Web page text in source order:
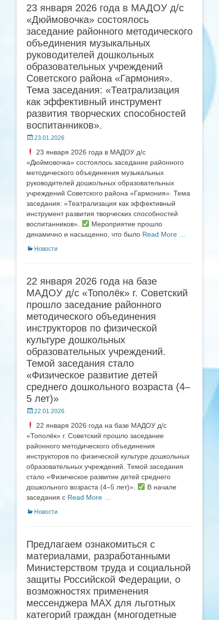
23 января 2026 года в МАДОУ д/с
«Дюймовочка» состоялось
заседание районного методического
объединения музыкальных
руководителей дошкольных
образовательных учреждений
Советского района «Гармония».
Тема заседания: «Театрализация
как эффективный инструмент
развития творческих способностей
воспитанников».
Posted
23.01.2026
23 января 2026 года в МАДОУ д/с
«Дюймовочка» состоялось заседание районного
методического объединения музыкальных
руководителей дошкольных образовательных
учреждений Советского района «Гармония». Тема
заседания: «Театрализация как эффективный
инструмент развития творческих способностей
воспитанников».
Мероприятие прошло
динамично и насыщенно, что было Read More …
Categories
Новости
22 января 2026 года на базе
МАДОУ д/с «Тополёк» г. Советский
прошло заседание районного
методического объединения
инструкторов по физической
культуре дошкольных
образовательных учреждений.
Темой заседания стало
«Физическое развитие детей
среднего дошкольного возраста (4–
5 лет)»
Posted
22.01.2026
22 января 2026 года на базе МАДОУ д/с
«Тополёк» г. Советский прошло заседание
районного методического объединения
инструкторов по физической культуре дошкольных
образовательных учреждений. Темой заседания
стало «Физическое развитие детей среднего
дошкольного возраста (4–5 лет)».
В начале
заседания с Read More …
Categories
Новости
Предлагаем ознакомиться с
материалами, разработанными
Министерством труда и социальной
защиты Российской Федерации, о
возможностях применения
мессенджера МАХ для льготных
категорий граждан (многодетные